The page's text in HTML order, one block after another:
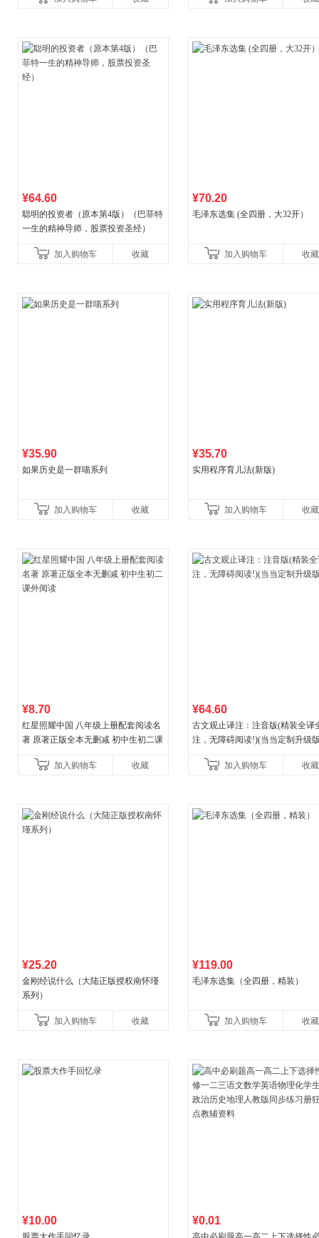
¥64.60
聪明的投资者（原本第4版）（巴菲特
一生的精神导师，股票投资圣经）
加入购物车 收藏
¥70.20
毛泽东选集 (全四册，大32开）
加入购物车 收藏
¥35.90
如果历史是一群喵系列
加入购物车 收藏
¥35.70
实用程序育儿法(新版)
加入购物车 收藏
¥8.70
红星照耀中国 八年级上册配套阅读名
著 原著正版全本无删减 初中生初二课
加入购物车
收藏
¥64.60
古文观止译注：注音版(精装全译
注，无障碍阅读!)(当当定制升级
加入购物车 收藏
¥25.20
金刚经说什么（大陆正版授权南怀瑾
系列）
加入购物车 收藏
¥119.00
毛泽东选集（全四册，精装）
加入购物车 收藏
¥10.00 ¥0.01